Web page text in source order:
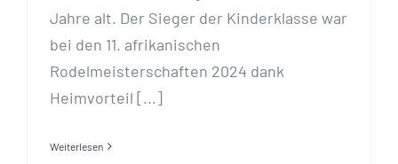
Jahre alt. Der Sieger der Kinderklasse war
bei den 11. afrikanischen
Rodelmeisterschaften 2024 dank
Heimvorteil [...]
Weiterlesen